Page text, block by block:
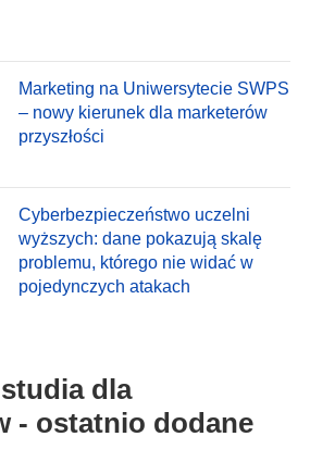
Marketing na Uniwersytecie SWPS
– nowy kierunek dla marketerów
przyszłości
Cyberbezpieczeństwo uczelni
wyższych: dane pokazują skalę
problemu, którego nie widać w
pojedynczych atakach
dla
- ostatnio dodane